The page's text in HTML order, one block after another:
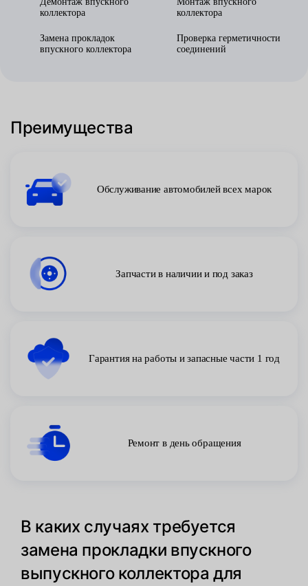
коллектора
Замена прокладок
впускного коллектора
коллектора
Проверка герметичности
соединений
Преимущества
Обслуживание автомобилей всех марок
Запчасти в наличии и под заказ
Гарантия на работы и запасные части 1 год
Ремонт в день обращения
В каких случаях требуется
замена прокладки впускного
выпускного коллектора для